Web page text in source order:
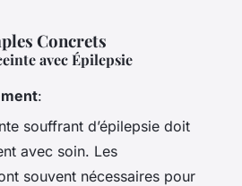
Concrets
avec Épilepsie
:
souffrant d’épilepsie doit
avec soin. Les
souvent nécessaires pour